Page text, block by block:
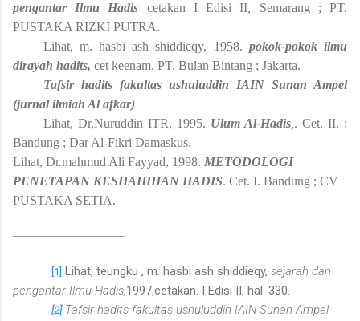
pengantar Ilmu Hadis
cetakan I Edisi II
Semarang ; PT.
PUSTAKA RIZKI PUTRA.
Lihat, m. hasbi ash shiddieqy, 1958. pokok-pokok ilmu
dirayah hadits, cet keenam. PT. Bulan Bintang ; Jakarta.
Tafsir hadits fakultas ushuluddin IAIN Sunan Ampel
(jurnal ilmiah Al afkar)
Lihat, Dr,Nuruddin ITR, 1995. Ulum Al-Hadis, . Cet. II. :
Bandung ; Dar Al-Fikri Damaskus.
Lihat, Dr.mahmud Ali Fayyad, 1998. METODOLOGI
PENETAPAN KESHAHIHAN HADIS. Cet. I. Bandung ; CV
PUSTAKA SETIA.
[1] Lihat, teungku , m. hasbi ash shiddieqy, sejarah dan
pengantar Ilmu Hadis,1997,cetakan. I Edisi II, hal. 330.
[2] Tafsir hadits fakultas ushuluddin IAIN Sunan Ampel